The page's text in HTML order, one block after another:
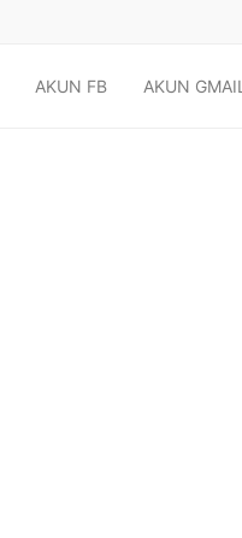
AKUN FB AKUN GMAIL